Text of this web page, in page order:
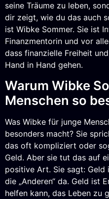
seine Träume zu leben,
dir zeigt, wie du das auch
ist Wibke Sommer. Sie ist
Finanzmentorin und vor
dass finanzielle Freiheit
Hand in Hand gehen.
Warum Wibke
Menschen so
Was Wibke für junge
besonders macht? Sie
das oft kompliziert oder
Geld. Aber sie tut das auf
positive Art. Sie sagt:
die „Anderen“ da. Geld ist
helfen kann, das Leben zu